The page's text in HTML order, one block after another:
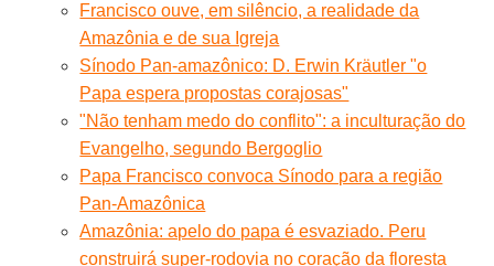
Francisco ouve, em silêncio, a realidade da
Amazônia e de sua Igreja
Sínodo Pan-amazônico: D. Erwin Kräutler "o
Papa espera propostas corajosas"
"Não tenham medo do conflito": a inculturação do
Evangelho, segundo Bergoglio
Papa Francisco convoca Sínodo para a região
Pan-Amazônica
Amazônia: apelo do papa é esvaziado. Peru
construirá super-rodovia no coração da floresta